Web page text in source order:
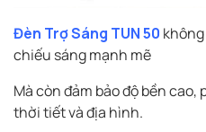
Đèn Trợ Sáng TUN 50
chiếu sáng mạnh mẽ
Mà còn đảm bảo độ bền
thời tiết và địa hình.